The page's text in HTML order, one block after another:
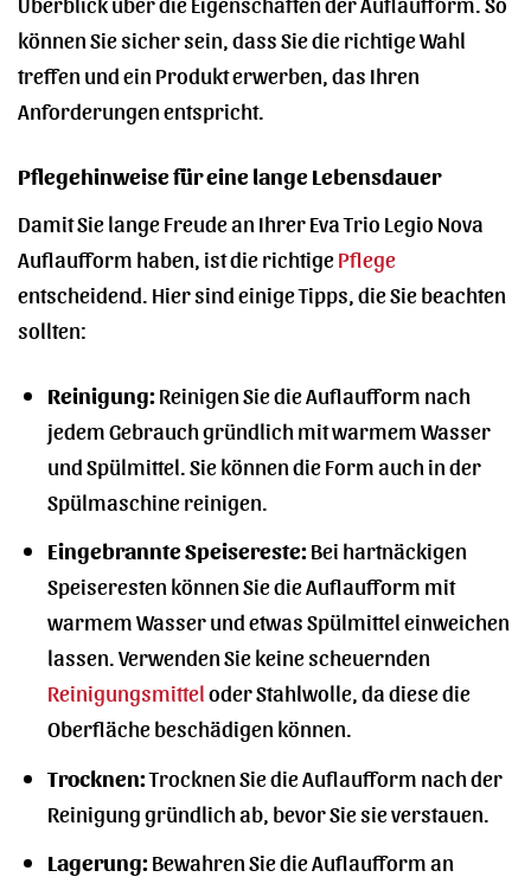
können Sie sicher sein, dass Sie die richtige Wahl
treffen und ein Produkt erwerben, das Ihren
Anforderungen entspricht.
Pflegehinweise für eine lange Lebensdauer
Damit Sie lange Freude an Ihrer Eva Trio Legio Nova
Auflaufform haben, ist die richtigePflege
entscheidend. Hier sind einige Tipps, die Sie beachten
sollten:
Reinigung:Reinigen Sie die Auflaufform nach
jedem Gebrauch gründlich mit warmem Wasser
und Spülmittel. Sie können die Form auch in der
Spülmaschine reinigen.
Eingebrannte Speisereste:Bei hartnäckigen
Speiseresten können Sie die Auflaufform mit
warmem Wasser und etwas Spülmittel einweichen
lassen. Verwenden Sie keine scheuernden
Reinigungsmitteloder Stahlwolle, da diese die
Oberfläche beschädigen können.
Trocknen:Trocknen Sie die Auflaufform nach der
Reinigung gründlich ab, bevor Sie sie verstauen.
Lagerung:Bewahren Sie die Auflaufform an